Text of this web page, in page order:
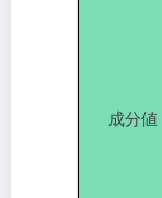
成分値